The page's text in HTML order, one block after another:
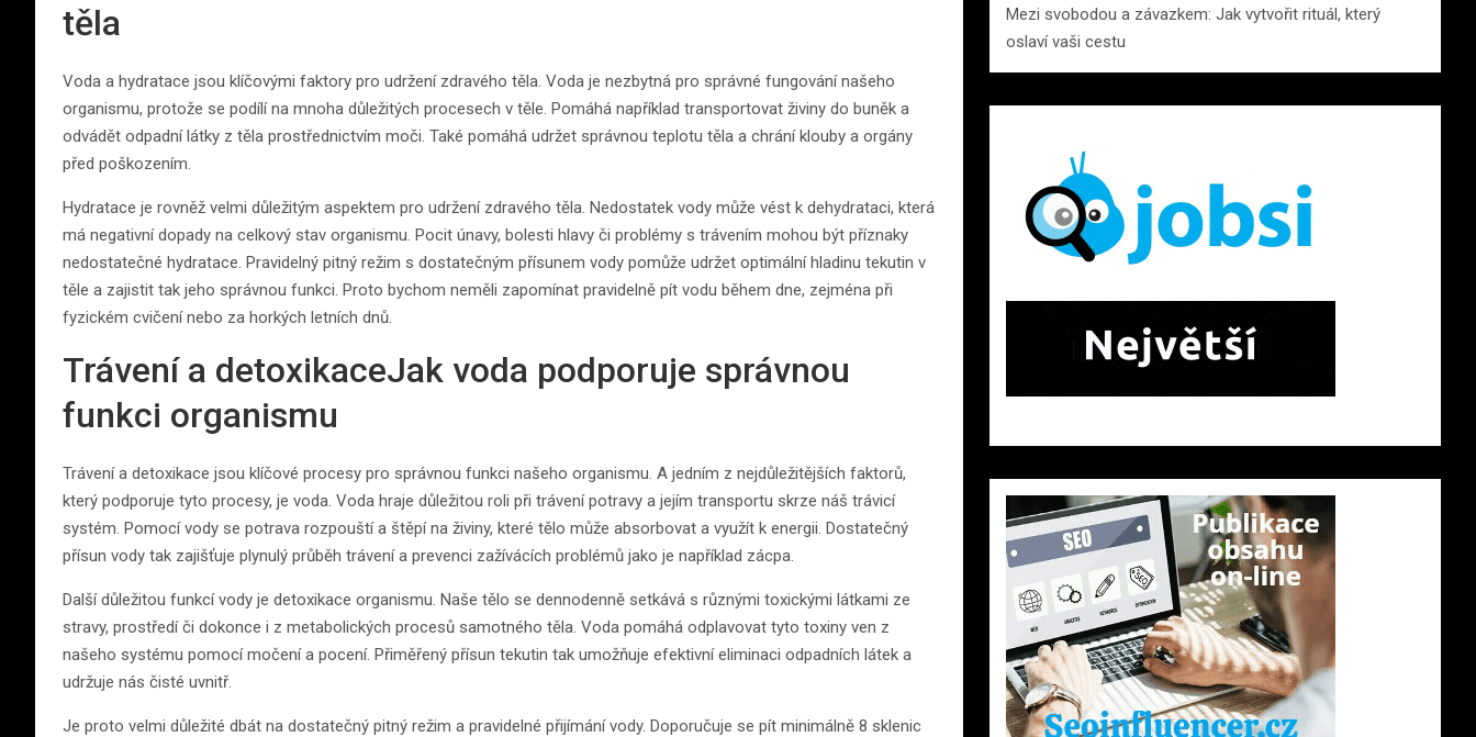
těla
Voda a hydratace jsou klíčovými faktory pro udržení zdravého těla. Voda je nezbytná pro správné fungování našeho
organismu, protože se podílí na mnoha důležitých procesech v těle. Pomáhá například transportovat živiny do buněk a
odvádět odpadní látky z těla prostřednictvím moči. Také pomáhá udržet správnou teplotu těla a chrání klouby a orgány
před poškozením.
Hydratace je rovněž velmi důležitým aspektem pro udržení zdravého těla. Nedostatek vody může vést k dehydrataci, která
má negativní dopady na celkový stav organismu. Pocit únavy, bolesti hlavy či problémy s trávením mohou být příznaky
nedostatečné hydratace. Pravidelný pitný režim s dostatečným přísunem vody pomůže udržet optimální hladinu tekutin v
těle a zajistit tak jeho správnou funkci. Proto bychom neměli zapomínat pravidelně pít vodu během dne, zejména při
fyzickém cvičení nebo za horkých letních dnů.
Trávení a detoxikaceJak voda podporuje správnou
funkci organismu
Trávení a detoxikace jsou klíčové procesy pro správnou funkci našeho organismu. A jedním z nejdůležitějších faktorů,
který podporuje tyto procesy, je voda. Voda hraje důležitou roli při trávení potravy a jejím transportu skrze náš trávicí
systém. Pomocí vody se potrava rozpouští a štěpí na živiny, které tělo může absorbovat a využít k energii. Dostatečný
přísun vody tak zajišťuje plynulý průběh trávení a prevenci zažívácích problémů jako je například zácpa.
Další důležitou funkcí vody je detoxikace organismu. Naše tělo se dennodenně setkává s různými toxickými látkami ze
stravy, prostředí či dokonce i z metabolických procesů samotného těla. Voda pomáhá odplavovat tyto toxiny ven z
našeho systému pomocí močení a pocení. Přiměřený přísun tekutin tak umožňuje efektivní eliminaci odpadních látek a
udržuje nás čisté uvnitř.
Je proto velmi důležité dbát na dostatečný pitný režim a pravidelné přijímání vody. Doporučuje se pít minimálně 8 sklenic
Mezi svobodou a závazkem: Jak vytvořit rituál, který
oslaví vaši cestu